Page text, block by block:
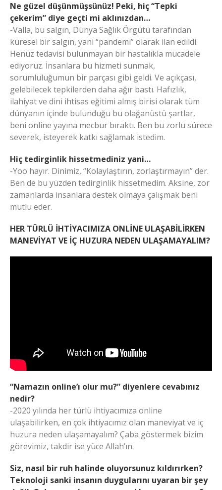
Ne güzel düşünmüşsünüz! Peki, hiç “Tepki
çekerim” diye geçti mi aklınızdan…
-Valla, bu salgın, Dünya Sağlık Örgütü tarafından
küresel bir salgın, yani “pandemi” olarak ilan edildi.
Henüz tedavisi bulunmayan bir hastalıkla mücadele
ediyoruz. İnsanlara bu hizmeti sunmak,
sorumluluğumun bir parçası gibi geldi. Ve açıkçası,
gelebilecek tepkilerden daha ağır bastı. Hafızlık,
ilahiyat ve dini ihtisas eğitimi almış birisi olarak tüm
dünyanın içinde bulunduğu bu olağanüstü şartlar,
beni online yayına mecbur bıraktı. Ben bu zorlu sürece
severek, isteyerek katkı sağlamak istedim.
Hiç tedirginlik hissetmediniz yani…
-Yoo hayır. Dinimiz, “Kolaylaştırın, zorlaştırmayın” der.
Ben de bu yüzden tedirginlik hissetmedim. Aksine, zor
zamanlarda insanlara destek olmaya çalışmak beni
mutlu eder.
HER TÜRLÜ İHTİYACIMIZA ONLİNE ULAŞABİLİRKEN
MANEVİYAT VE İÇ HUZURA NEDEN ULAŞAMAYALIM?
“Namazın online’ı olur mu?” diyenlere cevabınız
nedir?
-2020 yılında her türlü ihtiyacımıza online
ulaşabilirken, en çok ihtiyacımız olan maneviyat ve iç
huzura neden ulaşamayalım? Çaba göstermek bizim
görevimiz, takdir ise yüce Allah’ın.
Siz, nasıl bir ruh halinde oluyorsunuz kıldırırken?
Teknoloji sanki insanın duygularını uyaran bir şey